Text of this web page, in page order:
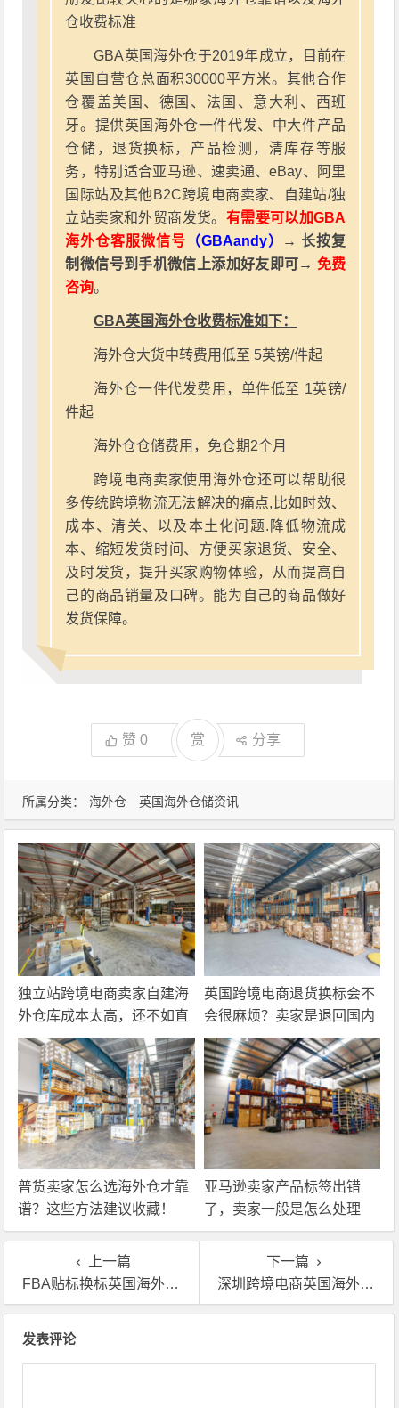
所属分类： 海外仓 英国海外仓储资讯
仓收费标准
GBA英国海外仓于2019年成立，目前在
英国自营仓总面积30000平方米。其他合作
仓覆盖美国、德国、法国、意大利、西班
牙。提供英国海外仓一件代发、中大件产品
仓储，退货换标，产品检测，清库存等服
务，特别适合亚马逊、速卖通、eBay、阿里
国际站及其他B2C跨境电商卖家、自建站/独
立站卖家和外贸商发货。 有需要可以加GBA
海外仓客服微信号 （GBAandy）
→ 长按复
制微信号到手机微信上添加好友即可→ 免费
咨询。
GBA英国海外仓收费标准如下：
海外仓大货中转费用低至 5英镑/件起
海外仓一件代发费用，单件低至 1英镑/
件起
海外仓仓储费用，免仓期2个月
跨境电商卖家使用海外仓还可以帮助很
多传统跨境物流无法解决的痛点,比如时效、
成本、清关、以及本土化问题.降低物流成
本、缩短发货时间、方便买家退货、安全、
及时发货，提升买家购物体验，从而提高自
己的商品销量及口碑。能为自己的商品做好
发货保障。
赞0 赏 分享
独立站跨境电商卖家自建海
外仓库成本太高，还不如直
接找第三方自营海外仓！
英国跨境电商退货换标会不
会很麻烦？卖家是退回国内
还是在海外直接处理？
普货卖家怎么选海外仓才靠
谱？这些方法建议收藏！
亚马逊卖家产品标签出错
了，卖家一般是怎么处理
的？
上一篇
FBA贴标换标英国海外仓退货换标怎么收费？
下一篇
深圳跨境电商英国海外仓哪家好？卖家选英国海外仓有什么诀窍
发表评论